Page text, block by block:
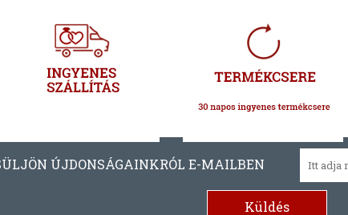
ÚJDONSÁGAINKRÓL E-MAILBEN